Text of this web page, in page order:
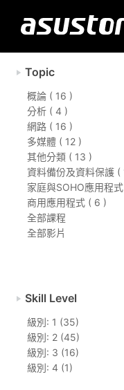
Topic
概論 ( 16 )
分析 ( 4 )
網路 ( 16 )
多媒體 ( 12 )
其他分類 ( 13 )
資料備份及資料保護 (
家庭與SOHO應用程
商用應用程式 ( 6 )
全部課程
全部影片
Skill Level
級別: 1 (35)
級別: 2 (45)
級別: 3 (16)
級別: 4 (1)